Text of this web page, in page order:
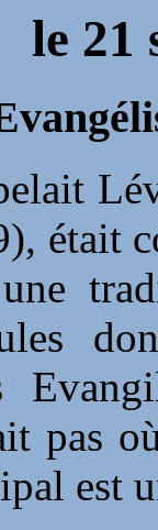
le 21
était
pas
est